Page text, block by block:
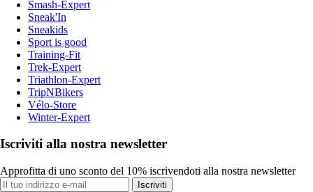
Smash-Expert
Sneak'In
Sneakids
Sport is good
Training-Fit
Trek-Expert
Triathlon-Expert
TripNBikers
Vélo-Store
Winter-Expert
Iscriviti alla nostra newsletter
Approfitta di uno sconto del 10% iscrivendoti alla nostra newsletter
Iscriviti